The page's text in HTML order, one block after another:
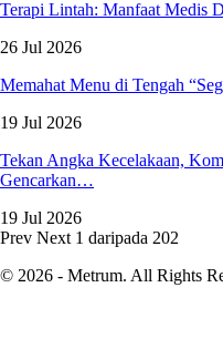
Terapi Lintah: Manfaat Medis
26 Jul 2026
Memahat Menu di Tengah
19 Jul 2026
Tekan Angka Kecelakaan,
Gencarkan…
19 Jul 2026
Prev Next 1 daripada 202
© 2026 - Metrum. All Rights